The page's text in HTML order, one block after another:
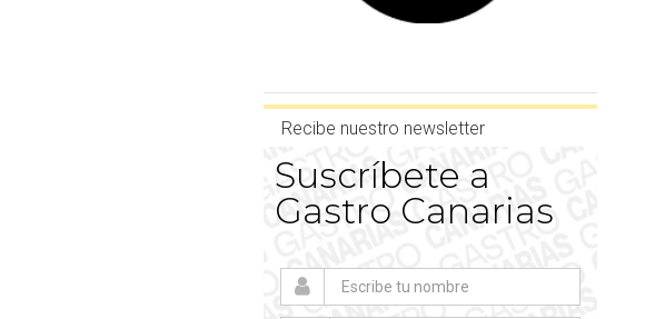
Recibe nuestro newsletter
Suscríbete a
Gastro Canarias